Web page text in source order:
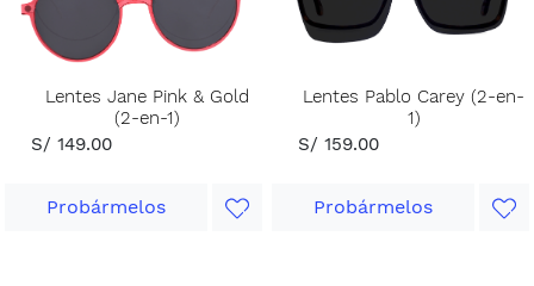
Lentes Jane Pink & Gold
(2-en-1)
S/ 149.00
Probármelos
Lentes Pablo Carey (2-en-
1)
S/ 159.00
Probármelos